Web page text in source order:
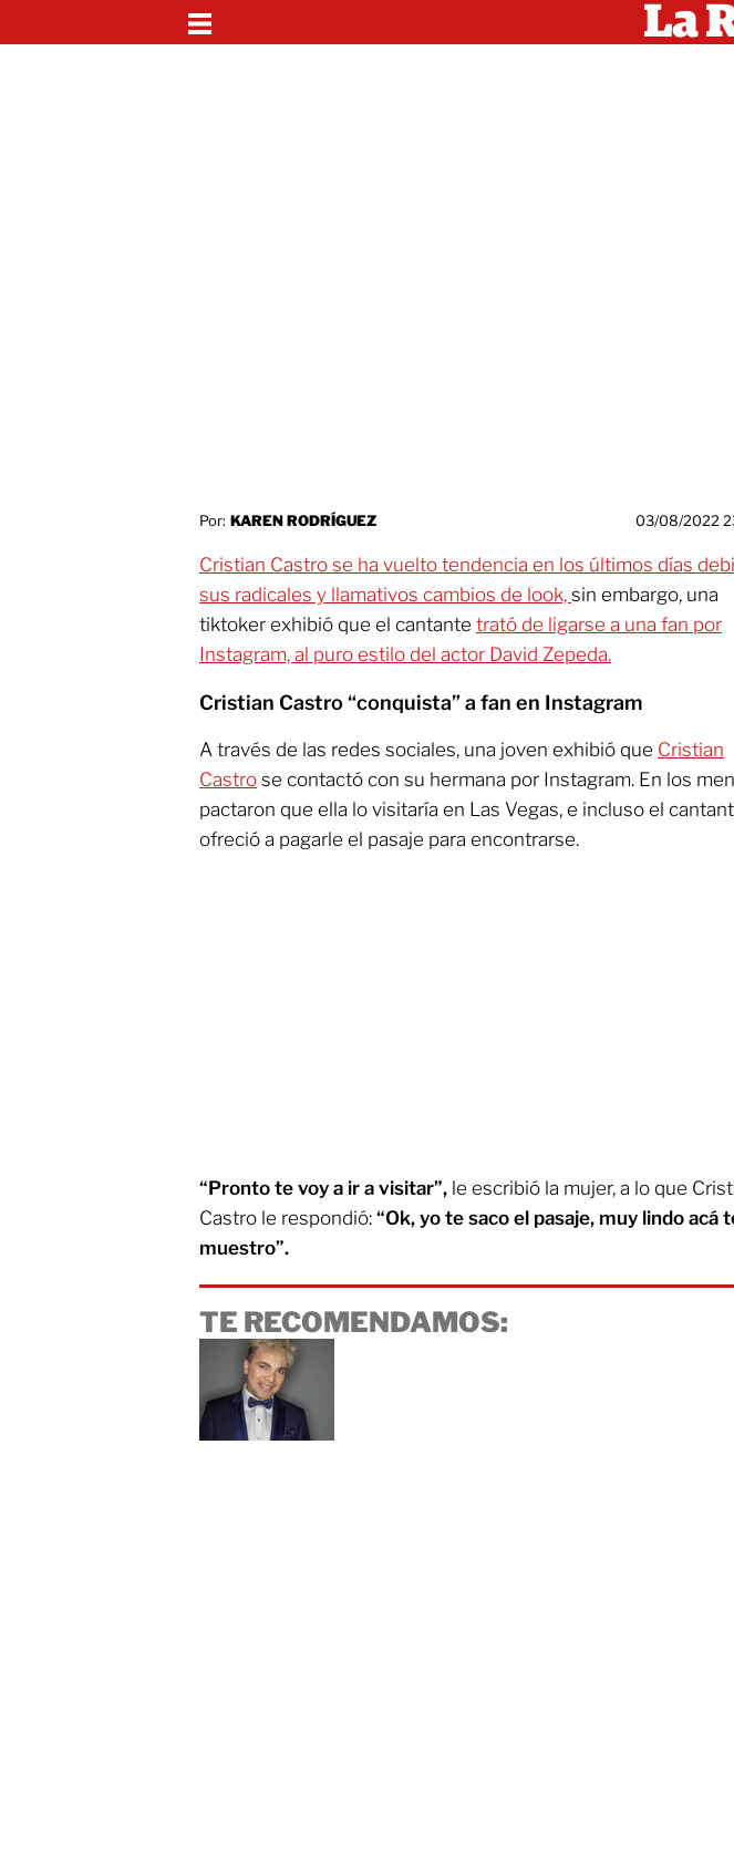
Por: KAREN RODRÍGUEZ 03/08/2022
Cristian Castro se ha vuelto tendencia en los últimos días
sus radicales y llamativos cambios de look, sin embargo, una
tiktoker exhibió que el cantante trató de ligarse a una fan por
Instagram, al puro estilo del actor David Zepeda.
Cristian Castro “conquista” a fan en Instagram
A través de las redes sociales, una joven exhibió que Cristian
Castro se contactó con su hermana por Instagram. En los
pactaron que ella lo visitaría en Las Vegas, e incluso el
ofreció a pagarle el pasaje para encontrarse.
“Pronto te voy a ir a visitar”, le escribió la mujer, a lo que
Castro le respondió: “Ok, yo te saco el pasaje, muy lindo acá
muestro”.
TE RECOMENDAMOS: